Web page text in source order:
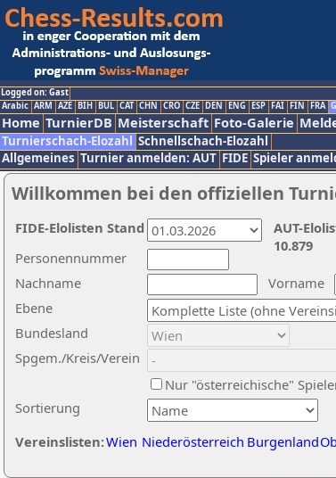
Logged on: Gast
Arabic ARM AZE BIH BUL CAT CHN CRO CZE DEN ENG ESP FAI FIN FRA
Home TurnierDB Meisterschaft Foto-Galerie
Turnierschach-Elozahl Schnellschach-Elozahl
Allgemeines Turnier anmelden: AUT FIDE Spieler
Willkommen bei den offiziellen
Nachname
Vorname
Ebene
Sortierung
Personennummer
Bundesland
Spgem./Kreis/Verein
Nur "österreichische"
Vereinslisten:Wien Niederösterreich Burgenland
AUT-
10.879
FIDE-Elolisten Stand